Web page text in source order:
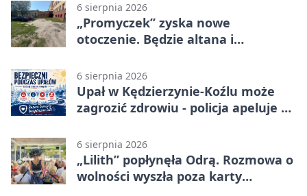
6 sierpnia 2026
„Promyczek” zyska nowe
otoczenie. Będzie altana i
6 sierpnia 2026
Upał w Kędzierzynie-Koźlu może
zagrozić zdrowiu - policja apeluje o
6 sierpnia 2026
„Lilith” popłynęła Odrą. Rozmowa o
wolności wyszła poza karty